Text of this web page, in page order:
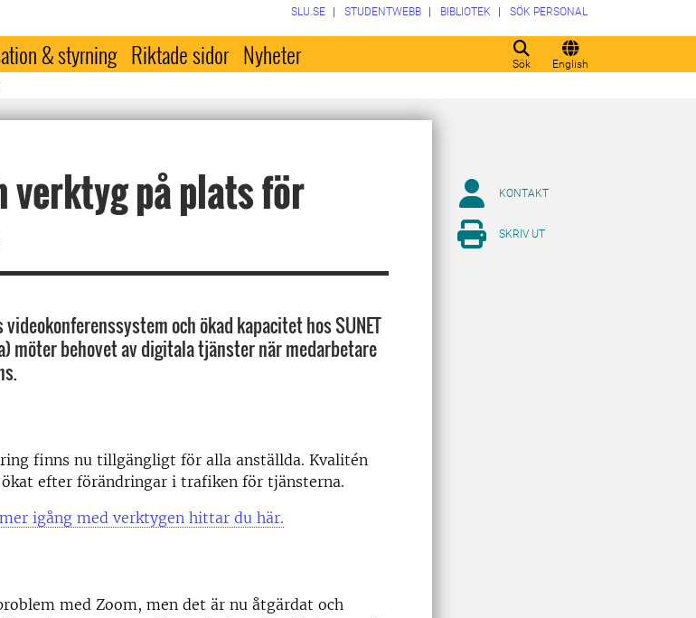
Sök English
SLU.SE STUDENTWEBB BIBLIOTEK SÖK PERSONAL
& styrning Riktade sidor Nyheter
verktyg på plats för
och ökad kapacitet hos SUNET
möter behovet av digitala tjänster när medarbetare
finns nu tillgängligt för alla anställda. Kvalitén
efter förändringar i trafiken för tjänsterna.
igång med verktygen hittar du här.
med Zoom, men det är nu åtgärdat och
KONTAKT
SKRIV UT